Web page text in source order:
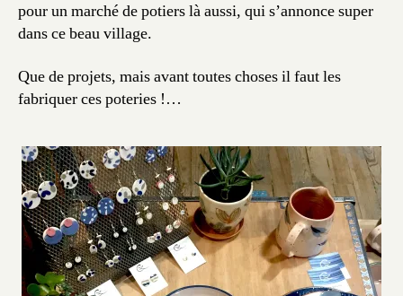
pour un marché de potiers là aussi, qui s’annonce super
dans ce beau village.
Que de projets, mais avant toutes choses il faut les
fabriquer ces poteries !…